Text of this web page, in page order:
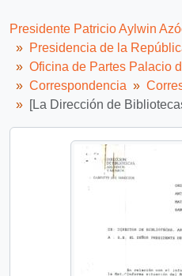
Presidente Patricio Aylwin
Presidencia de la
Oficina de Partes Palacio
Correspondencia
[La Dirección de